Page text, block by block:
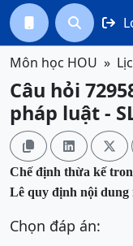
 
Môn học HOU
Câu hỏi
pháp luật -
  
Chế định thừa kế
Lê quy định nội dung
Chọn đáp án: